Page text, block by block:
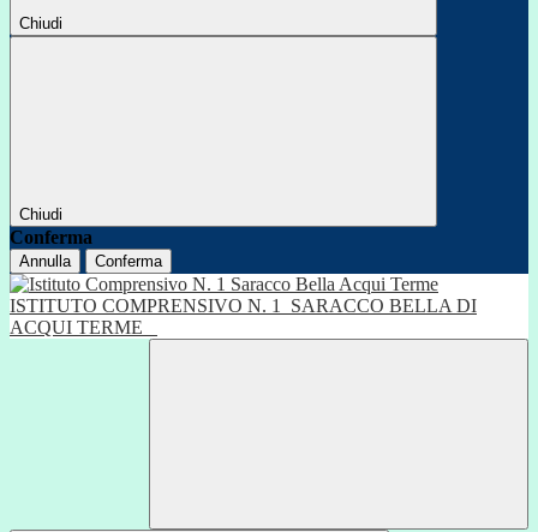
Chiudi
Chiudi
Conferma
Annulla Conferma
ISTITUTO COMPRENSIVO N. 1
SARACCO BELLA DI
ACQUI TERME